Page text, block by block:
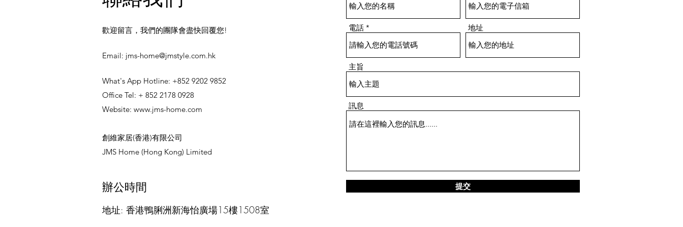
便、視力衰退或記憶力下降，這可
竊的風險。因此，我們需要特別關
大多數專為室外使用而設計的電子
鎖均會採用堅固的鋁合金外殼,並
獲得IP65或更高的防水防塵等級認
電話 地址
主旨
訊息
提交
歡迎留言，我們的團隊會盡快回覆您!
​Email: jms-home@jmstyle.com.hk
What's App Hotline: +852 9202 9852
Office Tel: + 852 2178 0928
Website: www.jms-home.com
創維家居(香港)有限公司
JMS Home (Hong Kong) Limited
辦公時間
地址: 香港鴨脷洲新海怡廣場15樓1508室